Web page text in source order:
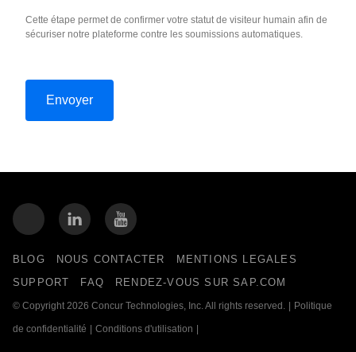
Cette étape permet de confirmer votre statut de visiteur humain afin de
sécuriser notre plateforme contre les soumissions automatiques.
BLOG NOUS CONTACTER
MENTIONS LEGALES
SUPPORT
FAQ RENDEZ-VOUS SUR SAP.COM
© Copyright 2026 Concur Technologies, Inc. All rights reserved. Politique
de confidentialité Conditions d'utilisation